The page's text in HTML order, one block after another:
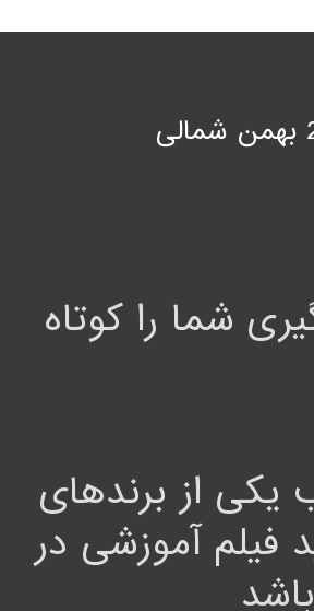
شما را کوتاه
یکی از برندهای
فیلم آموزشی در